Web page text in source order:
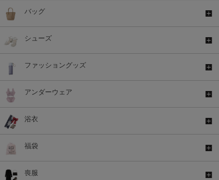
バッグ
シューズ
ファッショングッズ
アンダーウェア
浴衣
福袋
喪服